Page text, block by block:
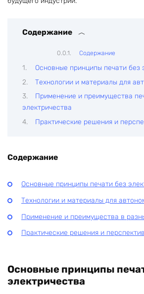
Содержание
Содержание
Основные принципы печати без
Технологии и материалы для
Применение и преимущества
электричества
Практические решения и
Содержание
Основные принципы печати без
Технологии и материалы для
Применение и преимущества в
Практические решения и
Основные принципы
электричества